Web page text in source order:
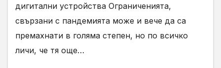
дигитални устройства Ограниченията,
свързани с пандемията може и вече да са
премахнати в голяма степен, но по всичко
личи, че тя още…